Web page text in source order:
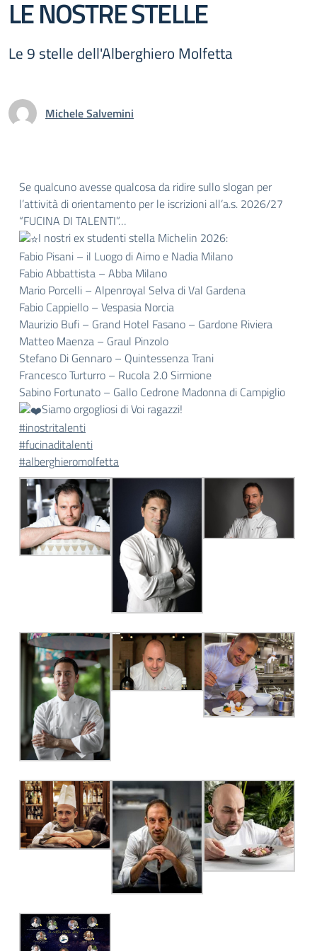
LE NOSTRE STELLE
Le 9 stelle dell'Alberghiero Molfetta
Michele Salvemini
Se qualcuno avesse qualcosa da ridire sullo slogan per
l’attività di orientamento per le iscrizioni all’a.s. 2026/27
“FUCINA DI TALENTI”…
I nostri ex studenti stella Michelin 2026:
Fabio Pisani – il Luogo di Aimo e Nadia Milano
Fabio Abbattista – Abba Milano
Mario Porcelli – Alpenroyal Selva di Val Gardena
Fabio Cappiello – Vespasia Norcia
Maurizio Bufi – Grand Hotel Fasano – Gardone Riviera
Matteo Maenza – Graul Pinzolo
Stefano Di Gennaro – Quintessenza Trani
Francesco Turturro – Rucola 2.0 Sirmione
Sabino Fortunato – Gallo Cedrone Madonna di Campiglio
Siamo orgogliosi di Voi ragazzi!
#inostritalenti
#fucinaditalenti
#alberghieromolfetta